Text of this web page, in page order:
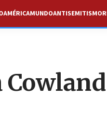
MUNDOANTISEMITISMO
Cowland